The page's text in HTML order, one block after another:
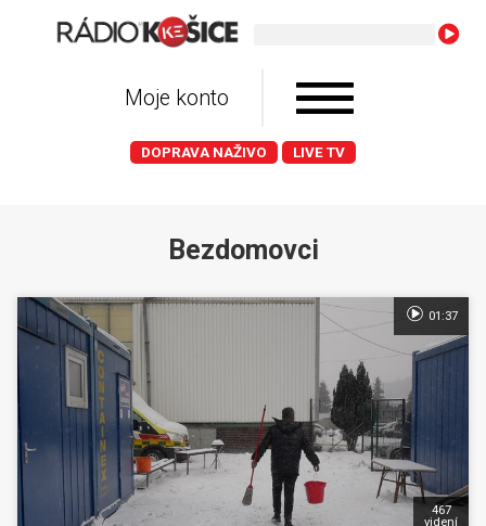
Moje konto
DOPRAVA NAŽIVO LIVE TV
Bezdomovci
467
videní
01:37